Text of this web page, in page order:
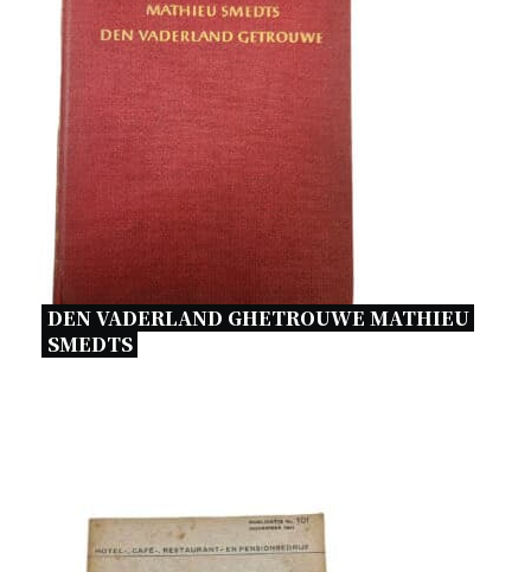
DEN VADERLAND GHETROUWE MATHIEU
SMEDTS